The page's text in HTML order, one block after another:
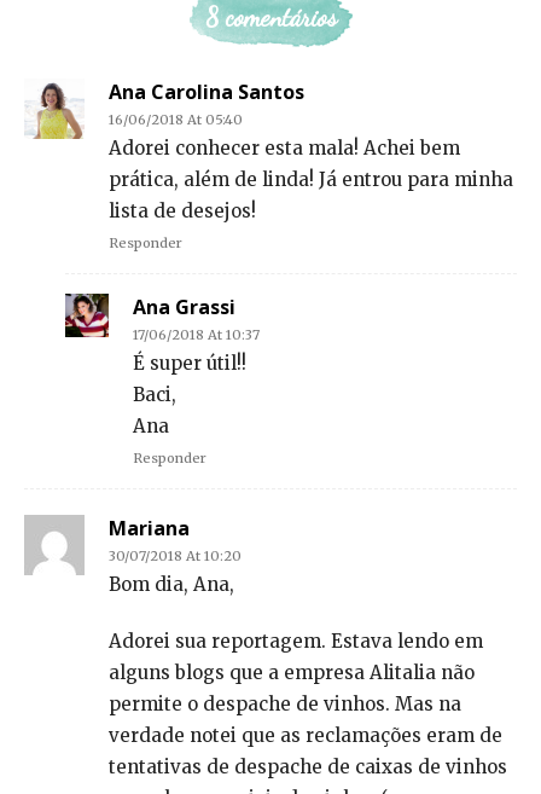
8 comentários
Ana Carolina Santos
16/06/2018 At 05:40
Adorei conhecer esta mala! Achei bem
prática, além de linda! Já entrou para minha
lista de desejos!
Responder
Ana Grassi
17/06/2018 At 10:37
É super útil!!
Baci,
Ana
Responder
Mariana
30/07/2018 At 10:20
Bom dia, Ana,
Adorei sua reportagem. Estava lendo em
alguns blogs que a empresa Alitalia não
permite o despache de vinhos. Mas na
verdade notei que as reclamações eram de
tentativas de despache de caixas de vinhos